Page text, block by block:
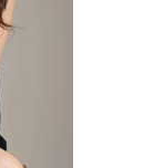
a kultúra
adult (SK)